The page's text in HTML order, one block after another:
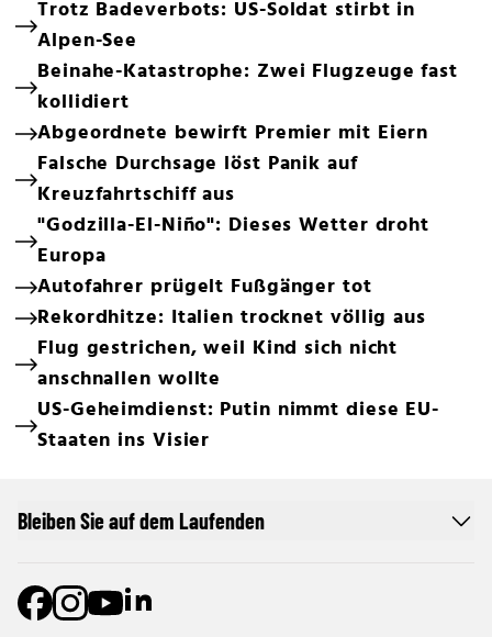
Trotz Badeverbots: US-Soldat stirbt in
Alpen-See
Beinahe-Katastrophe: Zwei Flugzeuge fast
kollidiert
Abgeordnete bewirft Premier mit Eiern
Falsche Durchsage löst Panik auf
Kreuzfahrtschiff aus
"Godzilla-El-Niño": Dieses Wetter droht
Europa
Autofahrer prügelt Fußgänger tot
Rekordhitze: Italien trocknet völlig aus
Flug gestrichen, weil Kind sich nicht
anschnallen wollte
US-Geheimdienst: Putin nimmt diese EU-
Staaten ins Visier
Bleiben Sie auf dem Laufenden